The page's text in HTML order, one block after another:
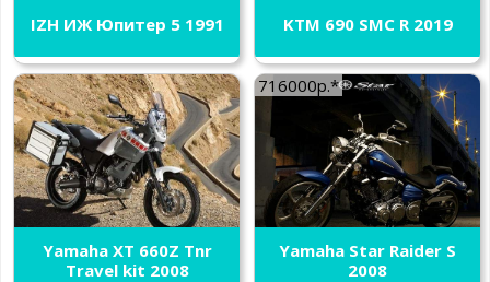
IZH ИЖ Юпитер 5 1991 KTM 690 SMC R 2019
Yamaha XT 660Z Tnr
Travel kit 2008
716000р.*
Yamaha Star Raider S
2008